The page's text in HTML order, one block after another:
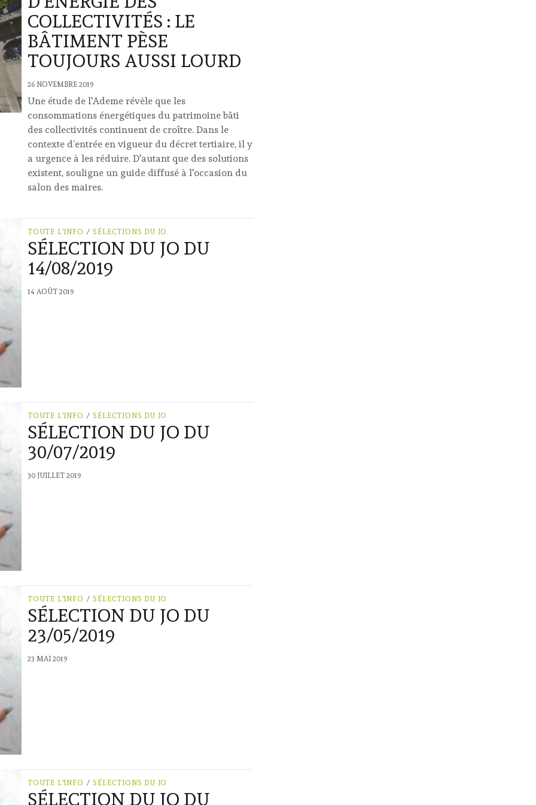
COLLECTIVITÉS : LE
BÂTIMENT PÈSE
TOUJOURS AUSSI LOURD
26 NOVEMBRE 2019
Une étude de l'Ademe révèle que les
consommations énergétiques du patrimoine bâti
des collectivités continuent de croître. Dans le
contexte d’entrée en vigueur du décret tertiaire, il y
a urgence à les réduire. D'autant que des solutions
existent, souligne un guide diffusé à l'occasion du
salon des maires.
TOUTE L'INFO / SÉLECTIONS DU JO
SÉLECTION DU JO DU
14/08/2019
14 AOÛT 2019
TOUTE L'INFO / SÉLECTIONS DU JO
SÉLECTION DU JO DU
30/07/2019
30 JUILLET 2019
TOUTE L'INFO / SÉLECTIONS DU JO
SÉLECTION DU JO DU
23/05/2019
23 MAI 2019
TOUTE L'INFO / SÉLECTIONS DU JO
SÉLECTION DU JO DU